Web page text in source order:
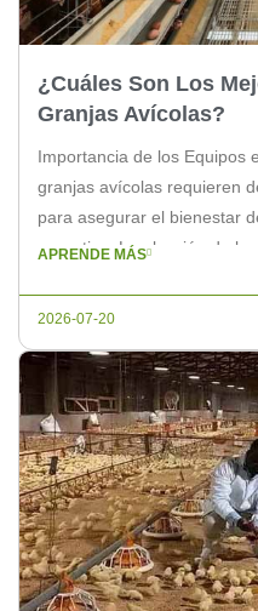
¿Cuáles Son Los
Granjas Avícolas?
Importancia de los Equipos
granjas avícolas requieren
para asegurar el bienestar
operativa. La elección de
APRENDE MÁS
2026-07-20